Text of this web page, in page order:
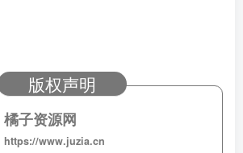
版权声明
橘子资源网
https://www.juzia.cn